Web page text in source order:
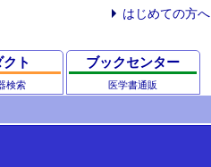
はじめての方へ
ト
検索
ブックセンター
医学書通販